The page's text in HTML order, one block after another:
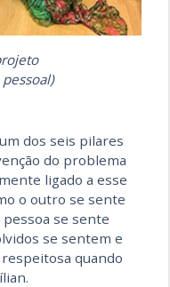
dos seis pilares
do problema
ligado a esse
o outro se sente
se sente
se sentem e
quando